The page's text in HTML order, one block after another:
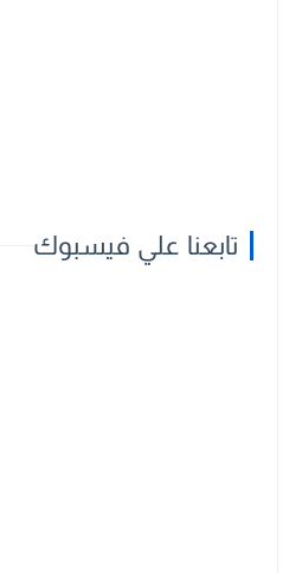
تابعنا علي فيسبوك